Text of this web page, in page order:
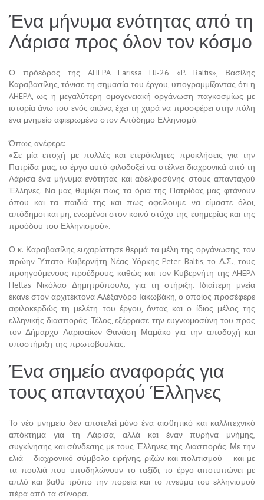
Ένα μήνυμα ενότητας από τη
Λάρισα προς όλον τον κόσμο
Ο πρόεδρος της AHEPA Larissa HJ-26 «P. Baltis», Βασίλης
Καραβασίλης, τόνισε τη σημασία του έργου, υπογραμμίζοντας ότι η
AHEPA, ως η μεγαλύτερη ομογενειακή οργάνωση παγκοσμίως με
ιστορία άνω του ενός αιώνα, έχει τη χαρά να προσφέρει στην πόλη
ένα μνημείο αφιερωμένο στον Απόδημο Ελληνισμό.
Όπως ανέφερε:
«Σε μία εποχή με πολλές και ετερόκλητες προκλήσεις για την
Πατρίδα μας, το έργο αυτό φιλοδοξεί να στέλνει διαχρονικά από τη
Λάρισα ένα μήνυμα ενότητας και αδελφοσύνης στους απανταχού
Έλληνες. Να μας θυμίζει πως τα όρια της Πατρίδας μας φτάνουν
όπου και τα παιδιά της και πως οφείλουμε να είμαστε όλοι,
απόδημοι και μη, ενωμένοι στον κοινό στόχο της ευημερίας και της
προόδου του Ελληνισμού».
Ο κ. Καραβασίλης ευχαρίστησε θερμά τα μέλη της οργάνωσης, τον
πρώην Ύπατο Κυβερνήτη Νέας Υόρκης Peter Baltis, το Δ.Σ., τους
προηγούμενους προέδρους, καθώς και τον Κυβερνήτη της AHEPA
Hellas Νικόλαο Δημητρόπουλο, για τη στήριξη. Ιδιαίτερη μνεία
έκανε στον αρχιτέκτονα Αλέξανδρο Ιακωβάκη, ο οποίος προσέφερε
αφιλοκερδώς τη μελέτη του έργου, όντας και ο ίδιος μέλος της
ελληνικής διασποράς. Τέλος, εξέφρασε την ευγνωμοσύνη του προς
τον Δήμαρχο Λαρισαίων Θανάση Μαμάκο για την αποδοχή και
υποστήριξη της πρωτοβουλίας.
Ένα σημείο αναφοράς για
τους απανταχού Έλληνες
Το νέο μνημείο δεν αποτελεί μόνο ένα αισθητικό και καλλιτεχνικό
απόκτημα για τη Λάρισα, αλλά και έναν πυρήνα μνήμης,
συγκίνησης και σύνδεσης με τους Έλληνες της Διασποράς. Με την
ελιά – διαχρονικό σύμβολο ειρήνης, ριζών και πολιτισμού – και με
τα πουλιά που υποδηλώνουν το ταξίδι, το έργο αποτυπώνει με
απλό και βαθύ τρόπο την πορεία και το πνεύμα του ελληνισμού
πέρα από τα σύνορα.